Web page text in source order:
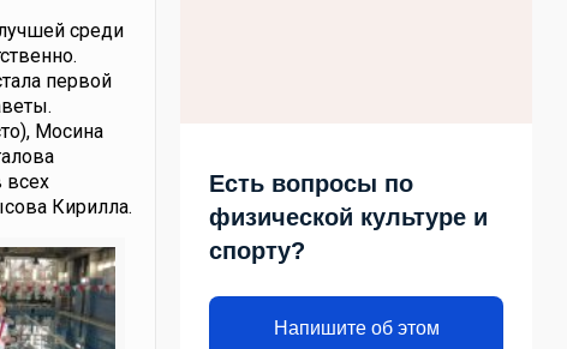
среди
первой
Мосина
всех
Кирилла.
Есть вопросы по
физической культуре и
спорту?
Напишите об этом